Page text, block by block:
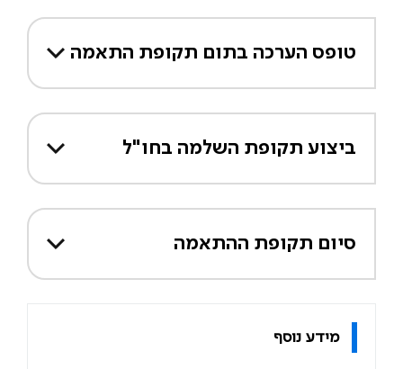
טופס הערכה בתום תקופת התאמה
ביצוע תקופת השלמה בחו"ל
סיום תקופת ההתאמה
מידע נוסף